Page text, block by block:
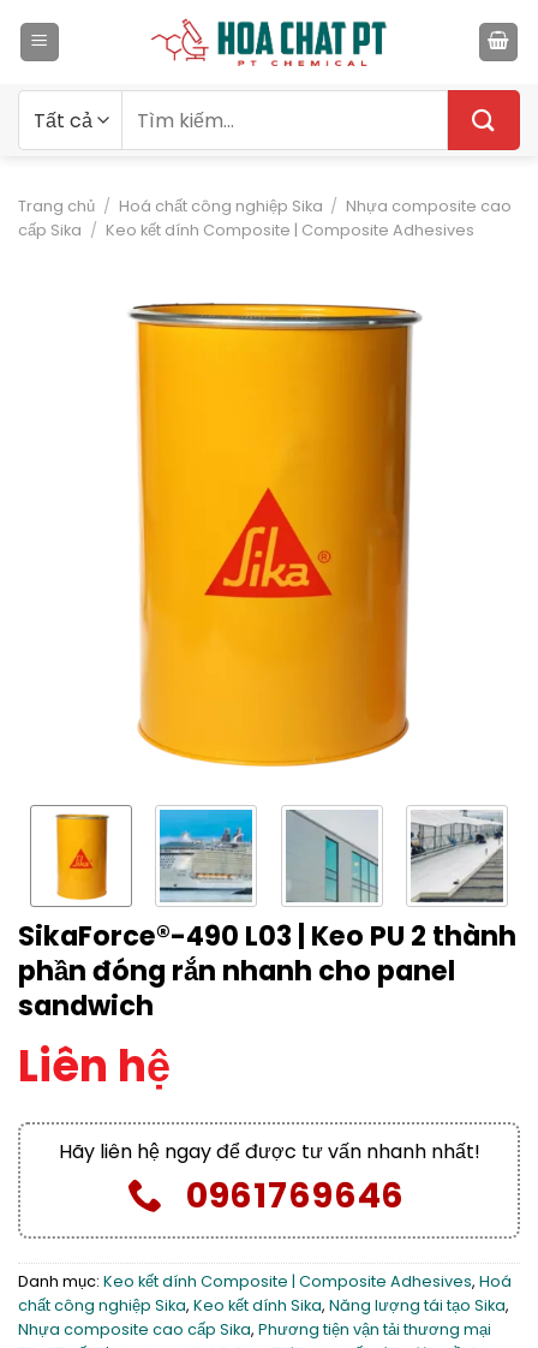
qua
kiếm:
Trang chủ / Hoá chất công nghiệp Sika / Nhựa composite cao
cấp Sika / Keo kết dính Composite | Composite Adhesives
SikaForce®-490 L03 | Keo PU 2 thành
phần đóng rắn nhanh cho panel
sandwich
Liên hệ
Hãy liên hệ ngay để được tư vấn nhanh nhất!
0961769646
Danh mục: Keo kết dính Composite | Composite Adhesives, Hoá
chất công nghiệp Sika, Keo kết dính Sika, Năng lượng tái tạo Sika,
Nhựa composite cao cấp Sika, Phương tiện vận tải thương mại